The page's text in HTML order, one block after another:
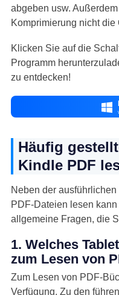
abgeben usw.
Komprimierung nicht
Klicken Sie auf die
Programm
zu entdecken!

Häufig
Kindle PDF
Neben der
PDF-Dateien lesen
allgemeine Fragen, die
1. Welches
zum Lesen von
Zum Lesen von PDF-
Verfügung. Zu den